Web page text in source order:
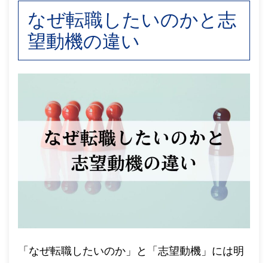
なぜ転職したいのかと志
望動機の違い
「なぜ転職したいのか」と「志望動機」には明